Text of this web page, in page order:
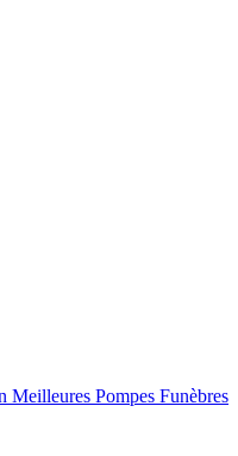
Meilleures Pompes Funèbres